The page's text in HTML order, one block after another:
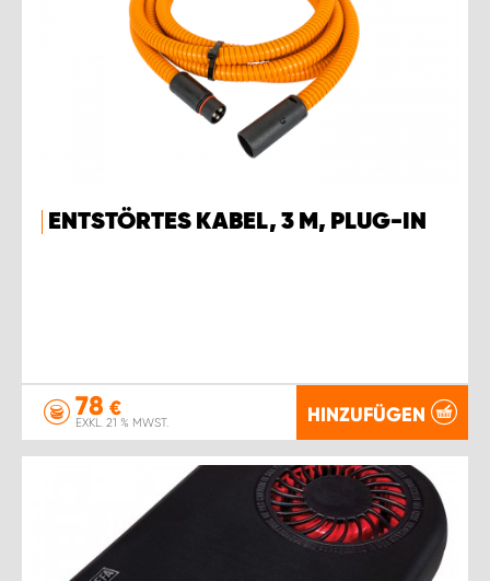
ENTSTÖRTES KABEL, 3 M, PLUG-IN
78 €
EXKL. 21 % MWST. HINZUFÜGEN